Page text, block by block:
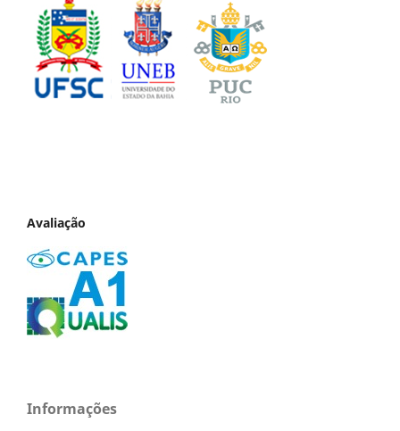
Avaliação
Informações